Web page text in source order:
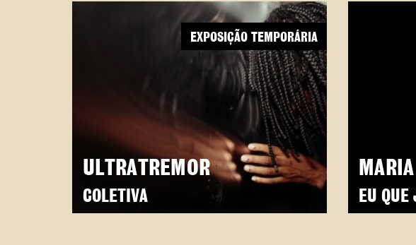
ULTRATREMOR
COLETIVA
EXPOSIÇÃO TEMPORÁRIA
EU